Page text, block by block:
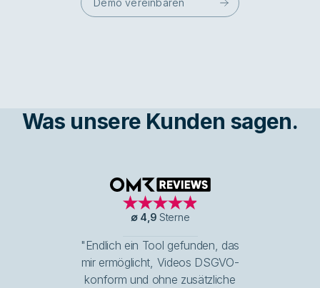
Demo vereinbaren
Was unsere Kunden sagen.
OMR Reviews
∅ 4,9 Sterne
"Endlich ein Tool gefunden, das
mir ermöglicht, Videos DSGVO-
konform und ohne zusätzliche